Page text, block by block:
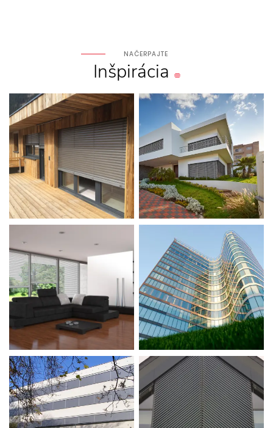
NAČERPAJTE
Inšpirácia